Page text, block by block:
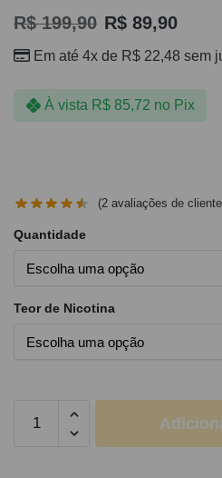
R$199,90 R$ 89,90
Em até 4x de R$ 22,48 sem
À vista R$85,72 no Pix
(2 avaliações de
Quantidade
Teor de Nicotina